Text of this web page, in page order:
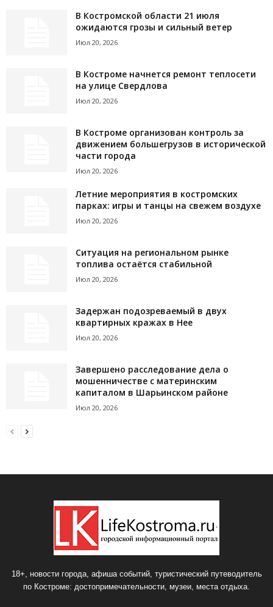
В Костромской области 21 июля
ожидаются грозы и сильный ветер
Июл 20, 2026
В Костроме начнется ремонт теплосети
на улице Свердлова
Июл 20, 2026
В Костроме организован контроль за
движением большегрузов в исторической
части города
Июл 20, 2026
Летние мероприятия в костромских
парках: игры и танцы на свежем воздухе
Июл 20, 2026
Ситуация на региональном рынке
топлива остаётся стабильной
Июл 20, 2026
Задержан подозреваемый в двух
квартирных кражах в Нее
Июл 20, 2026
Завершено расследование дела о
мошенничестве с материнским
капиталом в Шарьинском районе
Июл 20, 2026
18+, новости города, афиша событий, туристический путеводитель
по Костроме: достопримечательности, музеи, места отдыха.